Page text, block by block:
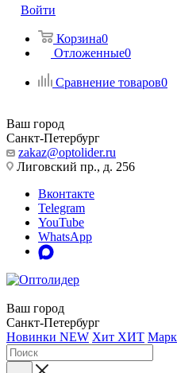
Войти
Корзина0
Отложенные0
Сравнение товаров0
Ваш город
Санкт-Петербург
zakaz@optolider.ru
Лиговский пр., д. 256
Вконтакте
Telegram
YouTube
WhatsApp
Ваш город
Санкт-Петербург
Новинки NEW Хит ХИТ